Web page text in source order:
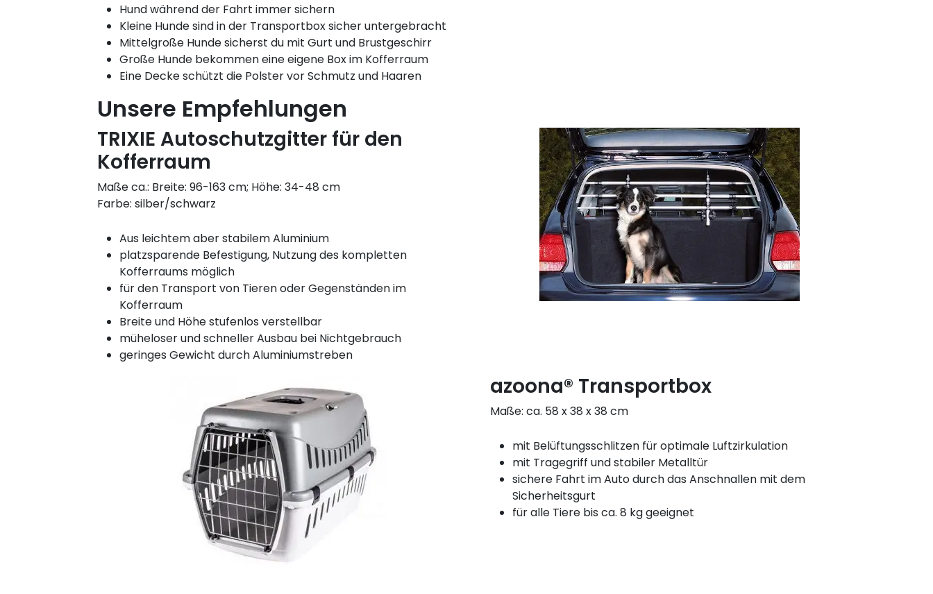
Hund während der Fahrt immer sichern
Kleine Hunde sind in der Transportbox sicher untergebracht
Mittelgroße Hunde sicherst du mit Gurt und Brustgeschirr
Große Hunde bekommen eine eigene Box im Kofferraum
Eine Decke schützt die Polster vor Schmutz und Haaren
Unsere Empfehlungen
TRIXIE Autoschutzgitter für den
Kofferraum
Maße ca.: Breite: 96-163 cm; Höhe: 34-48 cm
Farbe: silber/schwarz
Aus leichtem aber stabilem Aluminium
platzsparende Befestigung, Nutzung des kompletten
Kofferraums möglich
für den Transport von Tieren oder Gegenständen im
Kofferraum
Breite und Höhe stufenlos verstellbar
müheloser und schneller Ausbau bei Nichtgebrauch
geringes Gewicht durch Aluminiumstreben
azoona® Transportbox
Maße: ca. 58 x 38 x 38 cm
mit Belüftungsschlitzen für optimale Luftzirkulation
mit Tragegriff und stabiler Metalltür
sichere Fahrt im Auto durch das Anschnallen mit dem
Sicherheitsgurt
für alle Tiere bis ca. 8 kg geeignet